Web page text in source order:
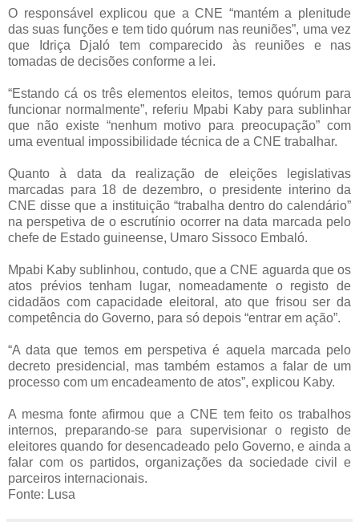
O responsável explicou que a CNE “mantém a plenitude
das suas funções e tem tido quórum nas reuniões”, uma vez
que Idriça Djaló tem comparecido às reuniões e nas
tomadas de decisões conforme a lei.
“Estando cá os três elementos eleitos, temos quórum para
funcionar normalmente”, referiu Mpabi Kaby para sublinhar
que não existe “nenhum motivo para preocupação” com
uma eventual impossibilidade técnica de a CNE trabalhar.
Quanto à data da realização de eleições legislativas
marcadas para 18 de dezembro, o presidente interino da
CNE disse que a instituição “trabalha dentro do calendário”
na perspetiva de o escrutínio ocorrer na data marcada pelo
chefe de Estado guineense, Umaro Sissoco Embaló.
Mpabi Kaby sublinhou, contudo, que a CNE aguarda que os
atos prévios tenham lugar, nomeadamente o registo de
cidadãos com capacidade eleitoral, ato que frisou ser da
competência do Governo, para só depois “entrar em ação”.
“A data que temos em perspetiva é aquela marcada pelo
decreto presidencial, mas também estamos a falar de um
processo com um encadeamento de atos”, explicou Kaby.
A mesma fonte afirmou que a CNE tem feito os trabalhos
internos, preparando-se para supervisionar o registo de
eleitores quando for desencadeado pelo Governo, e ainda a
falar com os partidos, organizações da sociedade civil e
parceiros internacionais.
Fonte: Lusa